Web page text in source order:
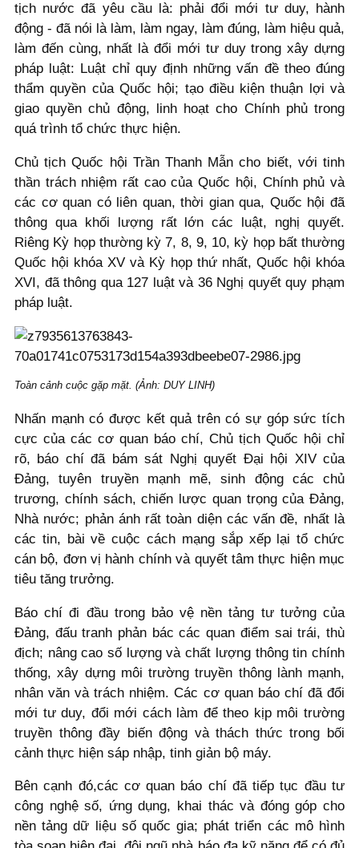
tịch nước đã yêu cầu là: phải đổi mới tư duy, hành
động - đã nói là làm, làm ngay, làm đúng, làm hiệu quả,
làm đến cùng, nhất là đổi mới tư duy trong xây dựng
pháp luật: Luật chỉ quy định những vấn đề theo đúng
thẩm quyền của Quốc hội; tạo điều kiện thuận lợi và
giao quyền chủ động, linh hoạt cho Chính phủ trong
quá trình tổ chức thực hiện.
Chủ tịch Quốc hội Trần Thanh Mẫn cho biết, với tinh
thần trách nhiệm rất cao của Quốc hội, Chính phủ và
các cơ quan có liên quan, thời gian qua, Quốc hội đã
thông qua khối lượng rất lớn các luật, nghị quyết.
Riêng Kỳ họp thường kỳ 7, 8, 9, 10, kỳ họp bất thường
Quốc hội khóa XV và Kỳ họp thứ nhất, Quốc hội khóa
XVI, đã thông qua 127 luật và 36 Nghị quyết quy phạm
pháp luật.
Toàn cảnh cuộc gặp mặt. (Ảnh: DUY LINH)
Nhấn mạnh có được kết quả trên có sự góp sức tích
cực của các cơ quan báo chí, Chủ tịch Quốc hội chỉ
rõ, báo chí đã bám sát Nghị quyết Đại hội XIV của
Đảng, tuyên truyền mạnh mẽ, sinh động các chủ
trương, chính sách, chiến lược quan trọng của Đảng,
Nhà nước; phản ánh rất toàn diện các vấn đề, nhất là
các tin, bài về cuộc cách mạng sắp xếp lại tổ chức
cán bộ, đơn vị hành chính và quyết tâm thực hiện mục
tiêu tăng trưởng.
Báo chí đi đầu trong bảo vệ nền tảng tư tưởng của
Đảng, đấu tranh phản bác các quan điểm sai trái, thù
địch; nâng cao số lượng và chất lượng thông tin chính
thống, xây dựng môi trường truyền thông lành mạnh,
nhân văn và trách nhiệm. Các cơ quan báo chí đã đổi
mới tư duy, đổi mới cách làm để theo kịp môi trường
truyền thông đầy biến động và thách thức trong bối
cảnh thực hiện sáp nhập, tinh giản bộ máy.
Bên cạnh đó,các cơ quan báo chí đã tiếp tục đầu tư
công nghệ số, ứng dụng, khai thác và đóng góp cho
nền tảng dữ liệu số quốc gia; phát triển các mô hình